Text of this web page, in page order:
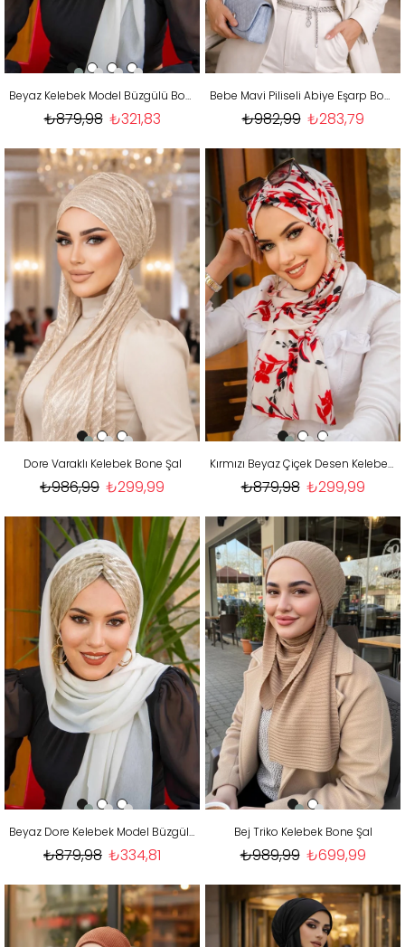
Beyaz Kelebek Model Büzgülü Bone Şal
₺321,83
₺879,98
Bebe Mavi Piliseli Abiye Eşarp Bone
₺283,79
₺982,99
Dore Varaklı Kelebek Bone Şal
₺299,99
₺986,99
Kırmızı Beyaz Çiçek Desen Kelebek Bone Şal
₺299,99
₺879,98
Beyaz Dore Kelebek Model Büzgülü Bone Şal
₺334,81
₺879,98
Bej Triko Kelebek Bone Şal
₺699,99
₺989,99